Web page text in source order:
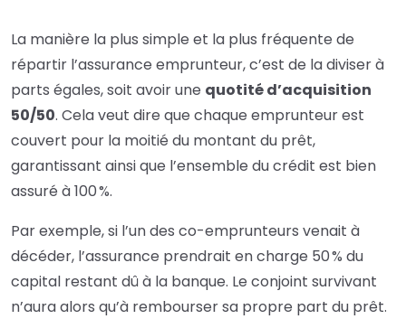
La manière la plus simple et la plus fréquente de
répartir l’assurance emprunteur, c’est de la diviser à
parts égales, soit avoir une quotité d’acquisition
50/50. Cela veut dire que chaque emprunteur est
couvert pour la moitié du montant du prêt,
garantissant ainsi que l’ensemble du crédit est bien
assuré à 100 %.
Par exemple, si l’un des co-emprunteurs venait à
décéder, l’assurance prendrait en charge 50 % du
capital restant dû à la banque. Le conjoint survivant
n’aura alors qu’à rembourser sa propre part du prêt.